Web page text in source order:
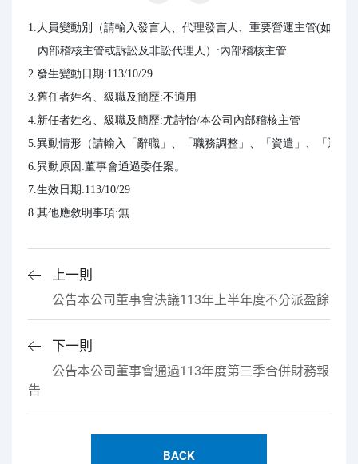
1.人員變動別（請輸入發言人、代理發言人、重要營運主管(如:執
   內部稽核主管或訴訟及非訟代理人）:內部稽核主管
2.發生變動日期:113/10/29
3.舊任者姓名、級職及簡歷:不適用
4.新任者姓名、級職及簡歷:尤詩怡/本公司內部稽核主管
5.異動情形（請輸入「辭職」、「職務調整」、「資遣」、「退休
6.異動原因:董事會通過委任案。
7.生效日期:113/10/29
8.其他應敘明事項:無
上一則
公告本公司董事會決議113年上半年度不分派盈餘
下一則
公告本公司董事會通過113年度第三季合併財務報
告
BACK